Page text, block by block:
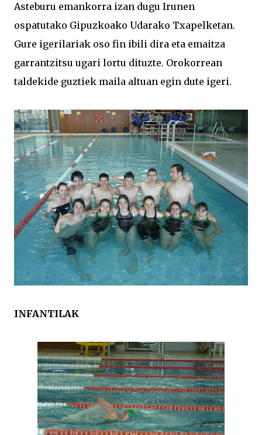
Asteburu emankorra izan dugu Irunen
ospatutako Gipuzkoako Udarako Txapelketan.
Gure igerilariak oso fin ibili dira eta emaitza
garrantzitsu ugari lortu dituzte. Orokorrean
taldekide guztiek maila altuan egin dute igeri.
INFANTILAK